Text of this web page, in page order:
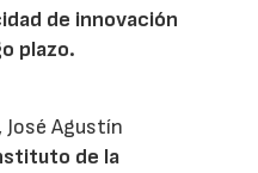
de innovación
plazo.
, José Agustín
de la